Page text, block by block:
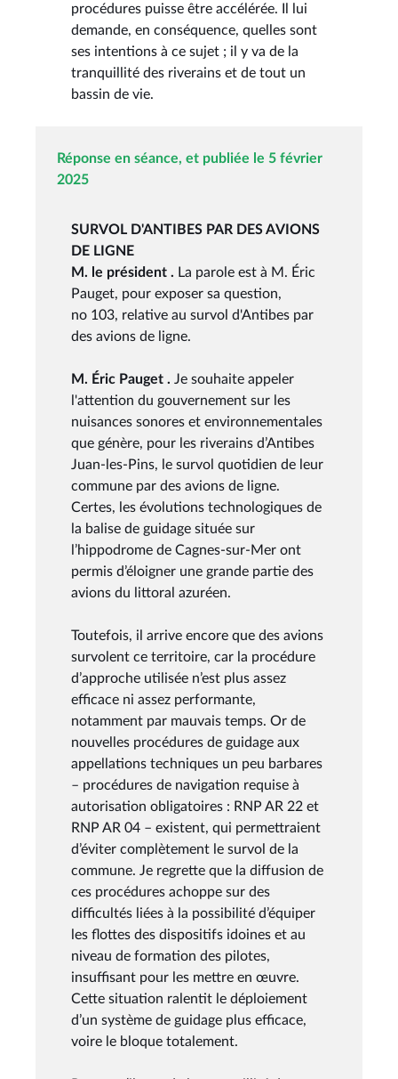
procédures puisse être accélérée. Il lui
demande, en conséquence, quelles sont
ses intentions à ce sujet ; il y va de la
tranquillité des riverains et de tout un
bassin de vie.
Réponse en séance, et publiée le 5 février
2025
SURVOL D'ANTIBES PAR DES AVIONS
DE LIGNE
M. le président . La parole est à M. Éric
Pauget, pour exposer sa question,
no 103, relative au survol d'Antibes par
des avions de ligne.
M. Éric Pauget . Je souhaite appeler
l'attention du gouvernement sur les
nuisances sonores et environnementales
que génère, pour les riverains d’Antibes
Juan-les-Pins, le survol quotidien de leur
commune par des avions de ligne.
Certes, les évolutions technologiques de
la balise de guidage située sur
l’hippodrome de Cagnes-sur-Mer ont
permis d’éloigner une grande partie des
avions du littoral azuréen.
Toutefois, il arrive encore que des avions
survolent ce territoire, car la procédure
d’approche utilisée n’est plus assez
efficace ni assez performante,
notamment par mauvais temps. Or de
nouvelles procédures de guidage aux
appellations techniques un peu barbares
– procédures de navigation requise à
autorisation obligatoires : RNP AR 22 et
RNP AR 04 – existent, qui permettraient
d’éviter complètement le survol de la
commune. Je regrette que la diffusion de
ces procédures achoppe sur des
difficultés liées à la possibilité d’équiper
les flottes des dispositifs idoines et au
niveau de formation des pilotes,
insuffisant pour les mettre en œuvre.
Cette situation ralentit le déploiement
d’un système de guidage plus efficace,
voire le bloque totalement.